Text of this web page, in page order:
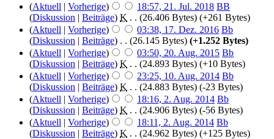
(Aktuell | Vorherige) 18:57, 21. Jul. 2018 BB
(Diskussion | Beiträge) K . . (26.406 Bytes) (+261 Bytes)
(Aktuell | Vorherige) 03:38, 17. Dez. 2016 Bb
(Diskussion | Beiträge) . . (26.145 Bytes) (+1.252 Bytes)
(Aktuell | Vorherige) 03:50, 20. Aug. 2015 Bb
(Diskussion | Beiträge) K . . (24.893 Bytes) (+10 Bytes)
(Aktuell | Vorherige) 23:25, 10. Aug. 2014 Bb
(Diskussion | Beiträge) K . . (24.883 Bytes) (-23 Bytes)
(Aktuell | Vorherige) 18:16, 2. Aug. 2014 Bb
(Diskussion | Beiträge) K . . (24.906 Bytes) (-56 Bytes)
(Aktuell | Vorherige) 18:11, 2. Aug. 2014 Bb
(Diskussion | Beiträge) K . . (24.962 Bytes) (+125 Bytes)